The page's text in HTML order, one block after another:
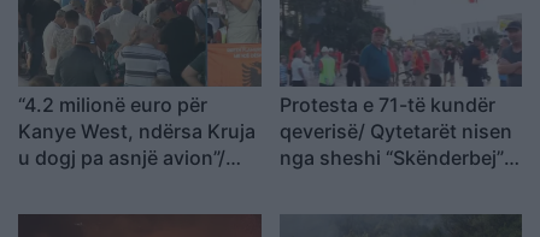
“4.2 milionë euro për
Kanye West, ndërsa Kruja
u dogj pa asnjë avion”/
Na detyruan të
Protesta e 71-të kundër
qeverisë/ Qytetarët nisen
nga sheshi “Skënderbej”
të japë dorëheqjen